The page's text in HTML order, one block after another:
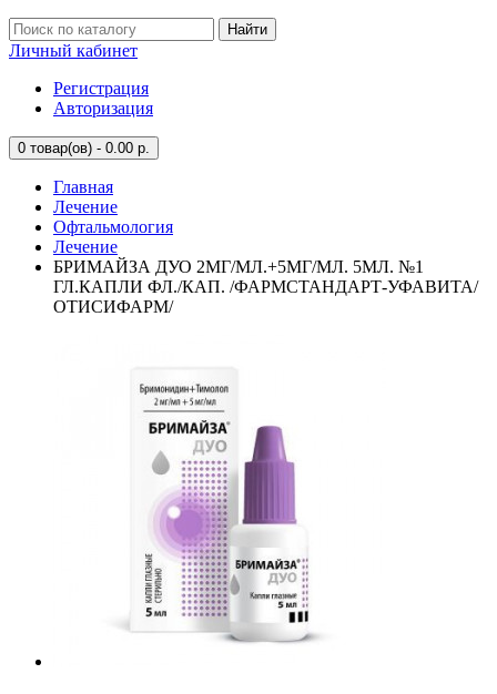
Найти
Личный кабинет
Регистрация
Авторизация
0 товар(ов) - 0.00 р.
Главная
Лечение
Офтальмология
Лечение
БРИМАЙЗА ДУО 2МГ/МЛ.+5МГ/МЛ. 5МЛ. №1
ГЛ.КАПЛИ ФЛ./КАП. /ФАРМСТАНДАРТ-УФАВИТА/
ОТИСИФАРМ/